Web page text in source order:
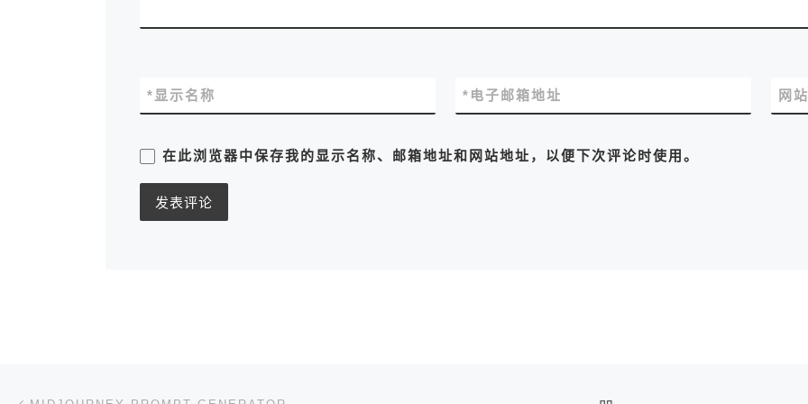
显示名称
* 电子邮箱地址
* 网
在此浏览器中保存我的显示名称、邮箱地址和网站地址，以便下次评论时使用。
文章导航